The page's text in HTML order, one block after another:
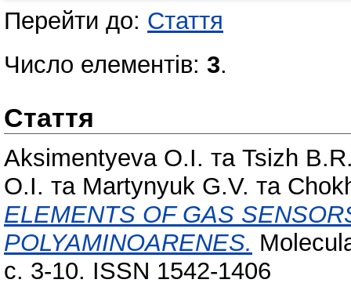
Перейти до: Стаття
Число елементів: 3.
Стаття
Aksimentyeva O.I. та Tsizh
O.I. та Martynyuk G.V. та
ELEMENTS OF GAS
POLYAMINOARENES.
с. 3-10. ISSN 1542-1406